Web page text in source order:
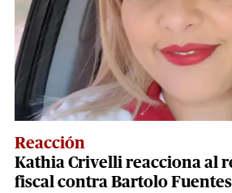
Reacción
Kathia Crivelli reacciona al
fiscal contra Bartolo